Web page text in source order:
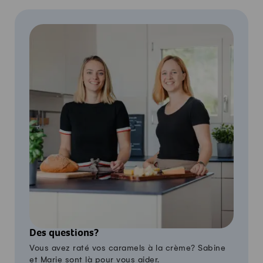
Des questions?
Vous avez raté vos caramels à la crème? Sabine
et Marie sont là pour vous aider.